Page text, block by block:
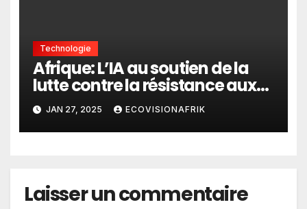
Technologie
Afrique: L’IA au soutien de la
lutte contre la résistance aux
médicaments
JAN 27, 2025 ECOVISIONAFRIK
Laisser un commentaire